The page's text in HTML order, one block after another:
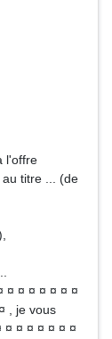
l'offre
titre ... (de
¤ ¤ ¤ ¤ ¤ ¤ ¤
, je vous
¤ ¤ ¤ ¤ ¤ ¤ ¤